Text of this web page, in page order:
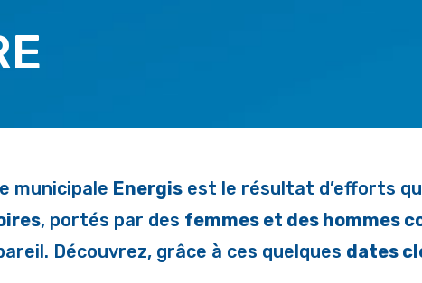
municipale Energisest le résultat d’efforts
, portés par des femmes et des hommes
Découvrez, grâce à ces quelques dates